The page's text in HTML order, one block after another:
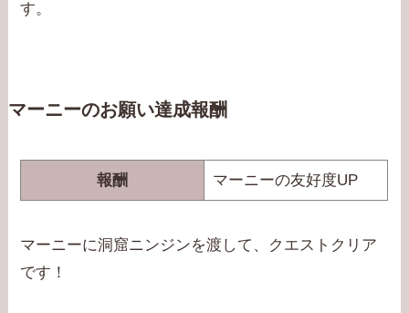
す。
マーニーのお願い達成報酬
報酬 マーニーの友好度UP
マーニーに洞窟ニンジンを渡して、クエストクリア
です！